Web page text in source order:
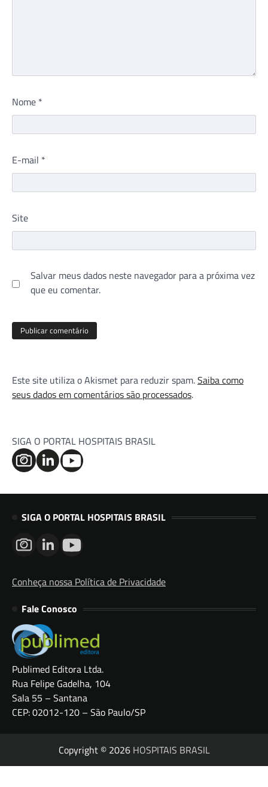
Nome *
E-mail *
Site
Salvar meus dados neste navegador para a próxima vez
que eu comentar.
Este site utiliza o Akismet para reduzir spam.Saiba como
seus dados em comentários são processados.
SIGA O PORTAL HOSPITAIS BRASIL
SIGA O PORTAL HOSPITAIS BRASIL
Conheça nossa Política de Privacidade
Fale Conosco
Publimed Editora Ltda.
Rua Felipe Gadelha, 104
Sala 55 – Santana
CEP: 02012-120 – São Paulo/SP
Copyright © 2026 HOSPITAIS BRASIL